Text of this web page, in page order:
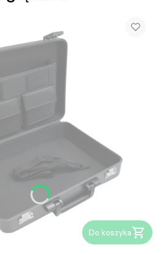
Do koszyka